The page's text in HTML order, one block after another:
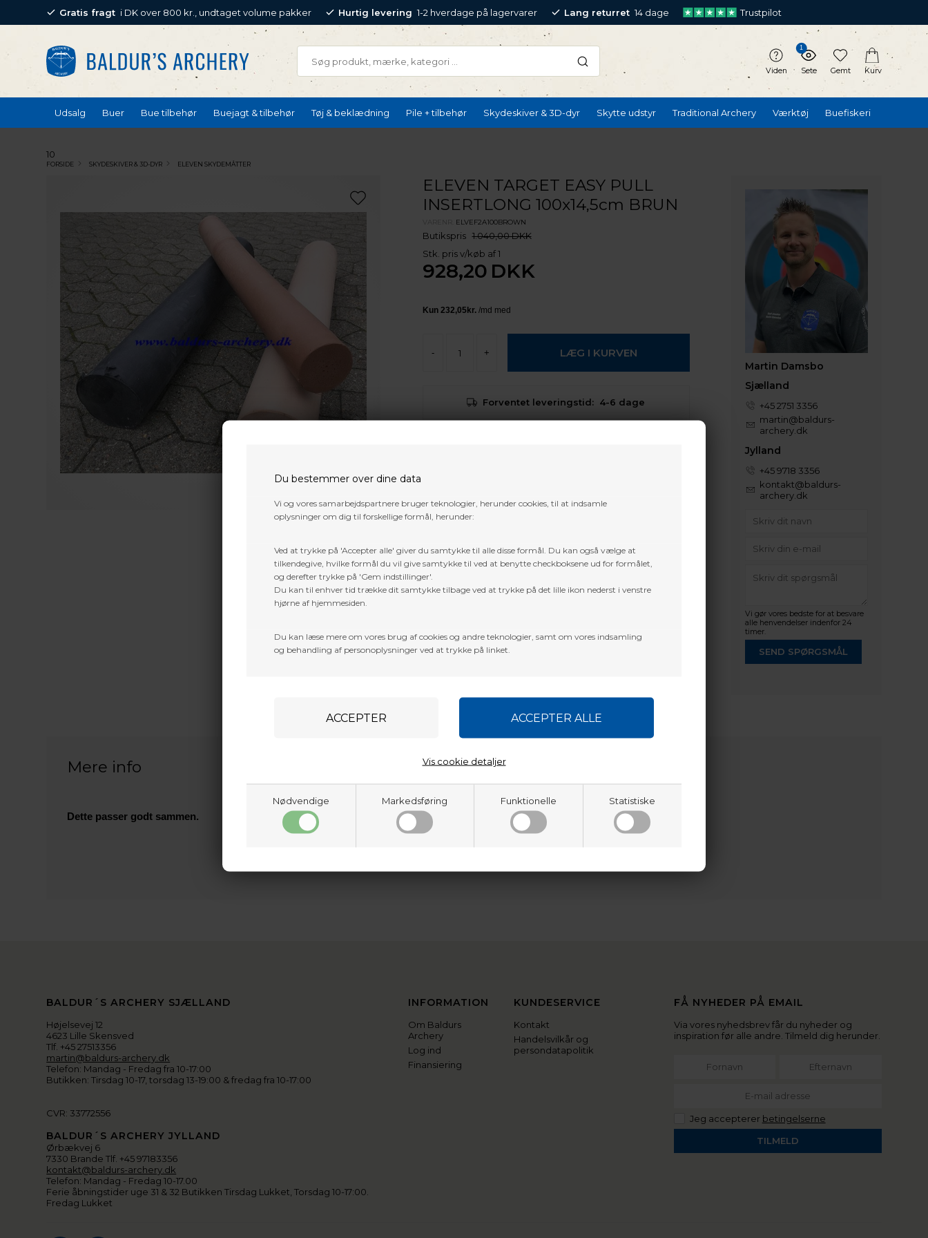
Du bestemmer over dine data
Vi og vores samarbejdspartnere bruger teknologier, herunder cookies, til at indsamle
oplysninger om dig til forskellige formål, herunder:
Ved at trykke på 'Accepter alle' giver du samtykke til alle disse formål. Du kan også vælge at
tilkendegive, hvilke formål du vil give samtykke til ved at benytte checkboksene ud for formålet,
og derefter trykke på 'Gem indstillinger'.
Du kan til enhver tid trække dit samtykke tilbage ved at trykke på det lille ikon nederst i venstre
hjørne af hjemmesiden.
Du kan læse mere om vores brug af cookies og andre teknologier, samt om vores indsamling
og behandling af personoplysninger ved at trykke på linket.
Nødvendige Markedsføring Funktionelle Statistiske
Vis cookie detaljer
Gratis fragt i DK over 800 kr., undtaget volume pakker Hurtig levering 1-2 hverdage på lagervarer Lang returret 14 dage Trustpilot
Viden
1
Sete Gemt Kurv
Udsalg Buer Bue tilbehør Buejagt & tilbehør Tøj & beklædning Pile + tilbehør Skydeskiver & 3D-dyr Skytte udstyr Traditional Archery Værktøj Buefiskeri
10
FORSIDE SKYDESKIVER & 3D-DYR ELEVEN SKYDEMÅTTER
ELEVEN TARGET EASY PULL
INSERTLONG 100x14,5cm BRUN
ELVEF2A100BROWN
Butikspris 1.040,00 DKK
Stk. pris v/køb af 1
928,20 DKK
- +
Forventet leveringstid: 4-6 dage
Martin Damsbo
Sjælland
+45 2751 3356
martin@baldurs-
archery.dk
Jylland
+45 9718 3356
kontakt@baldurs-
archery.dk
Vi gør vores bedste for at besvare
alle henvendelser indenfor 24
timer.
SEND SPØRGSMÅL
Mere info
Dette passer godt sammen.
BALDUR´S ARCHERY SJÆLLAND
Højelsevej 12
4623 Lille Skensved
Tlf. +45 27513356
martin@baldurs-archery.dk
Telefon: Mandag - Fredag fra 10-17:00
Butikken: Tirsdag 10-17, torsdag 13-19:00 & fredag fra 10-17:00
CVR: 33772556
BALDUR´S ARCHERY JYLLAND
Ørbækvej 6
7330 Brande Tlf. +45 97183356
kontakt@baldurs-archery.dk
Telefon: Mandag - Fredag 10-17.00
Ferie åbningstider uge 31 & 32 Butikken Tirsdag Lukket, Torsdag 10-17:00.
Fredag Lukket
INFORMATION
Om Baldurs
Archery
Log ind
Finansiering
KUNDESERVICE
Kontakt
Handelsvilkår og
persondatapolitik
FÅ NYHEDER PÅ EMAIL
Via vores nyhedsbrev får du nyheder og
inspiration før alle andre. Tilmeld dig herunder.
Jeg accepterer betingelserne